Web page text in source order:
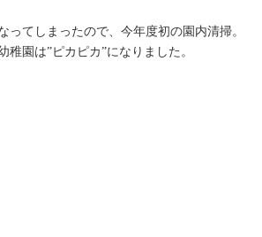
てしまったので、今年度初の園内清掃。
園は”ピカピカ”になりました。